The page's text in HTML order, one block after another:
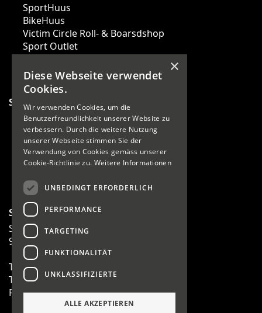
SportHuus
BikeHuus
Victim Circle Roll- & Boarsdshop
Sport Outlet
News
Events
Sportarten
Running
Fussball
Wandern
Fitness
Wintersport
Teamsport
Sport Sprecher AG
Staatsstrasse 3
9470 Werdenberg
T 081 756 21 60
T 081 756 56 36
F 081 756 02 72
×
Diese Webseite verwendet
Cookies.
Wir verwenden Cookies, um die
Benutzerfreundlichkeit unserer Website zu
verbessern. Durch die weitere Nutzung
unserer Webseite stimmen Sie der
Verwendung von Cookies gemäss unserer
Cookie-Richtlinie zu. Weitere Informationen
UNBEDINGT ERFORDERLICH
PERFORMANCE
TARGETING
FUNKTIONALITÄT
UNKLASSIFIZIERTE
ALLE AKZEPTIEREN